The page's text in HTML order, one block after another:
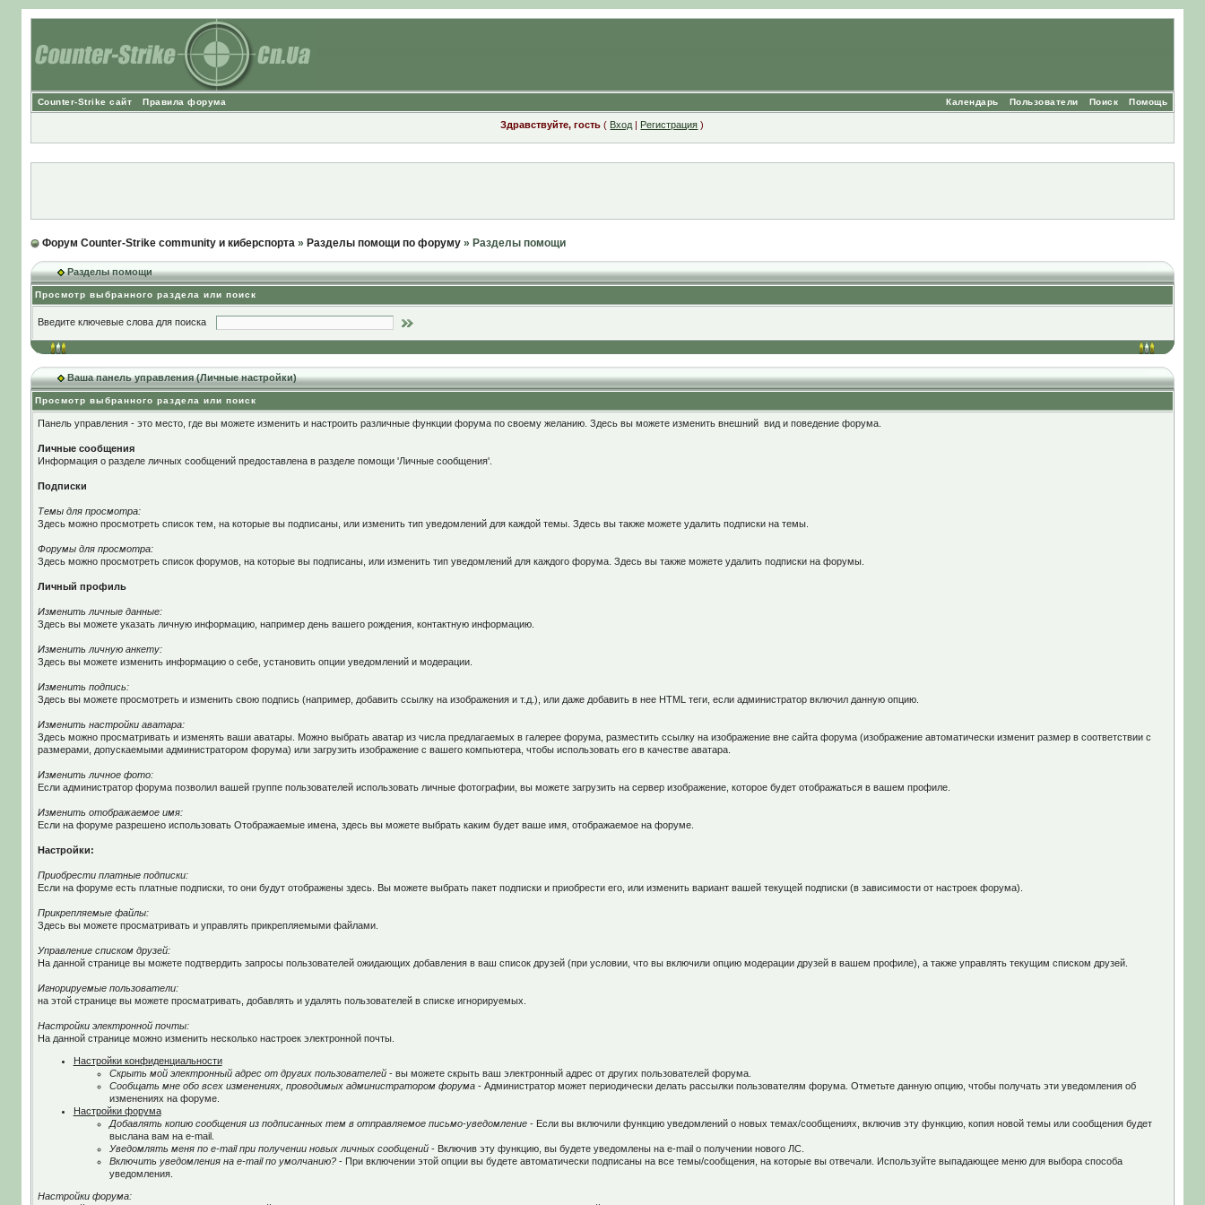
Counter-Strike сайт Правила форума Помощь
Поиск
Пользователи
Календарь
Здравствуйте, гость ( Вход | Регистрация )
Форум Counter-Strike community и киберспорта» Разделы помощи по форуму» Разделы помощи
Разделы помощи
Просмотр выбранного раздела или поиск
Введите ключевые слова для поиска
Ваша панель управления (Личные настройки)
Просмотр выбранного раздела или поиск
Панель управления - это место, где вы можете изменить и настроить различные функции форума по своему желанию. Здесь вы можете изменить внешний вид и поведение форума.
Личные сообщения
Информация о разделе личных сообщений предоставлена в разделе помощи 'Личные сообщения'.
Подписки
Темы для просмотра:
Здесь можно просмотреть список тем, на которые вы подписаны, или изменить тип уведомлений для каждой темы. Здесь вы также можете удалить подписки на темы.
Форумы для просмотра:
Здесь можно просмотреть список форумов, на которые вы подписаны, или изменить тип уведомлений для каждого форума. Здесь вы также можете удалить подписки на форумы.
Личный профиль
Изменить личные данные:
Здесь вы можете указать личную информацию, например день вашего рождения, контактную информацию.
Изменить личную анкету:
Здесь вы можете изменить информацию о себе, установить опции уведомлений и модерации.
Изменить подпись:
Здесь вы можете просмотреть и изменить свою подпись (например, добавить ссылку на изображения и т.д.), или даже добавить в нее HTML теги, если администратор включил данную опцию.
Изменить настройки аватара:
Здесь можно просматривать и изменять ваши аватары. Можно выбрать аватар из числа предлагаемых в галерее форума, разместить ссылку на изображение вне сайта форума (изображение автоматически изменит размер в соответствии с
размерами, допускаемыми администратором форума) или загрузить изображение с вашего компьютера, чтобы использовать его в качестве аватара.
Изменить личное фото:
Если администратор форума позволил вашей группе пользователей использовать личные фотографии, вы можете загрузить на сервер изображение, которое будет отображаться в вашем профиле.
Изменить отображаемое имя:
Если на форуме разрешено использовать Отображаемые имена, здесь вы можете выбрать каким будет ваше имя, отображаемое на форуме.
Настройки:
Приобрести платные подписки:
Если на форуме есть платные подписки, то они будут отображены здесь. Вы можете выбрать пакет подписки и приобрести его, или изменить вариант вашей текущей подписки (в зависимости от настроек форума).
Прикрепляемые файлы:
Здесь вы можете просматривать и управлять прикрепляемыми файлами.
Управление списком друзей:
На данной странице вы можете подтвердить запросы пользователей ожидающих добавления в ваш список друзей (при условии, что вы включили опцию модерации друзей в вашем профиле), а также управлять текущим списком друзей.
Игнорируемые пользователи:
на этой странице вы можете просматривать, добавлять и удалять пользователей в списке игнорируемых.
Настройки электронной почты:
На данной странице можно изменить несколько настроек электронной почты.
Настройки конфиденциальности
Скрыть мой электронный адрес от других пользователей- вы можете скрыть ваш электронный адрес от других пользователей форума.
Сообщать мне обо всех изменениях, проводимых администратором форума- Администратор может периодически делать рассылки пользователям форума. Отметьте данную опцию, чтобы получать эти уведомления об
изменениях на форуме.
Настройки форума
Добавлять копию сообщения из подписанных тем в отправляемое письмо-уведомление- Если вы включили функцию уведомлений о новых темах/сообщениях, включив эту функцию, копия новой темы или сообщения будет
выслана вам на e-mail.
Уведомлять меня по e-mail при получении новых личных сообщений- Включив эту функцию, вы будете уведомлены на e-mail о получении нового ЛС.
Включить уведомления на e-mail по умолчанию?- При включении этой опции вы будете автоматически подписаны на все темы/сообщения, на которые вы отвечали. Используйте выпадающее меню для выбора способа
уведомления.
Настройки форума: